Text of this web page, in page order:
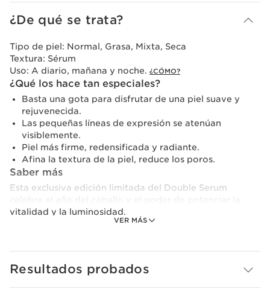
¿De qué se trata?
VER MÁS
Tipo de piel: Normal, Grasa, Mixta, Seca
Textura: Sérum
Uso: A diario, mañana y noche. ¿CÓMO?
¿Qué los hace tan especiales?
Basta una gota para disfrutar de una piel suave y
rejuvenecida.
Las pequeñas líneas de expresión se atenúan
visiblemente.
Piel más firme, redensificada y radiante.
Afina la textura de la piel, reduce los poros.
Saber más
Esta exclusiva edición limitada del Double Serum
celebra el año del caballo y el poder de potenciar la
vitalidad y la luminosidad.
Resultados probados